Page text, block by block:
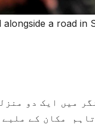
a road in
میں ایک دو
مکان کے ملبے